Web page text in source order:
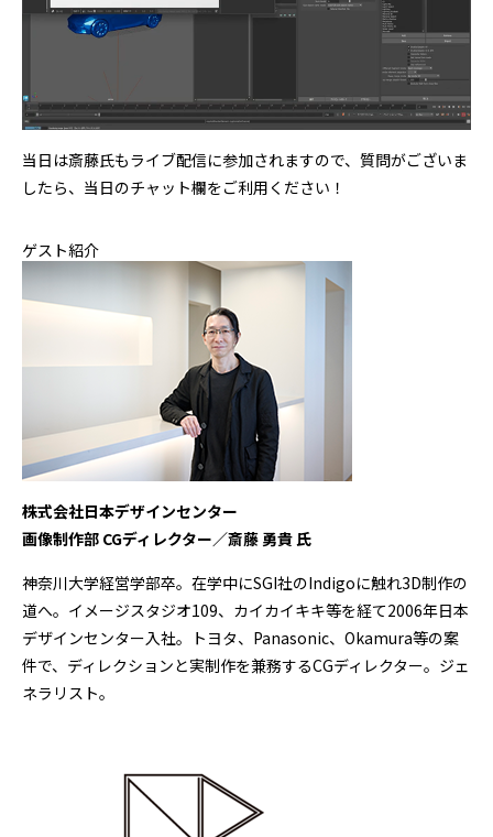
当日は斎藤氏もライブ配信に参加されますので、質問がございま
したら、当日のチャット欄をご利用ください！
ゲスト紹介
株式会社日本デザインセンター
画像制作部 CGディレクター／斎藤 勇貴 氏
神奈川大学経営学部卒。在学中にSGI社のIndigoに触れ3D制作の
道へ。イメージスタジオ109、カイカイキキ等を経て2006年日本
デザインセンター入社。トヨタ、Panasonic、Okamura等の案
件で、ディレクションと実制作を兼務するCGディレクター。ジェ
ネラリスト。